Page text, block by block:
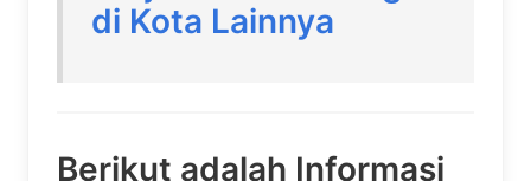
di Kota Lainnya
Berikut adalah Informasi